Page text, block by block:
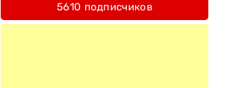
5610 подписчиков